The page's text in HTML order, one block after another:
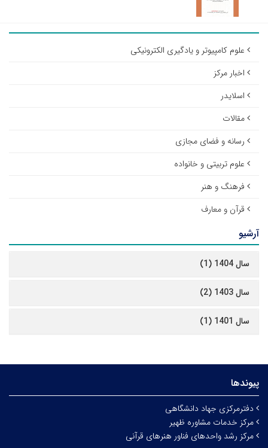
علوم کامپیوتر و یادگیری الکترونیکی
اخبار مرکز
اسلایدر
مقالات
رسانه و فضای مجازی
علوم تربیتی و خانواده
فرهنگ و هنر
قرآن و معارف
آرشیو
سال 1404 (1)
سال 1403 (2)
سال 1401 (1)
پیوندها
دفترمرکزی جهاد دانشگاهی
مرکز خدمات مشاوره ظهیر
مرکز رشد واحدهای فناور هنرهای قرآنی